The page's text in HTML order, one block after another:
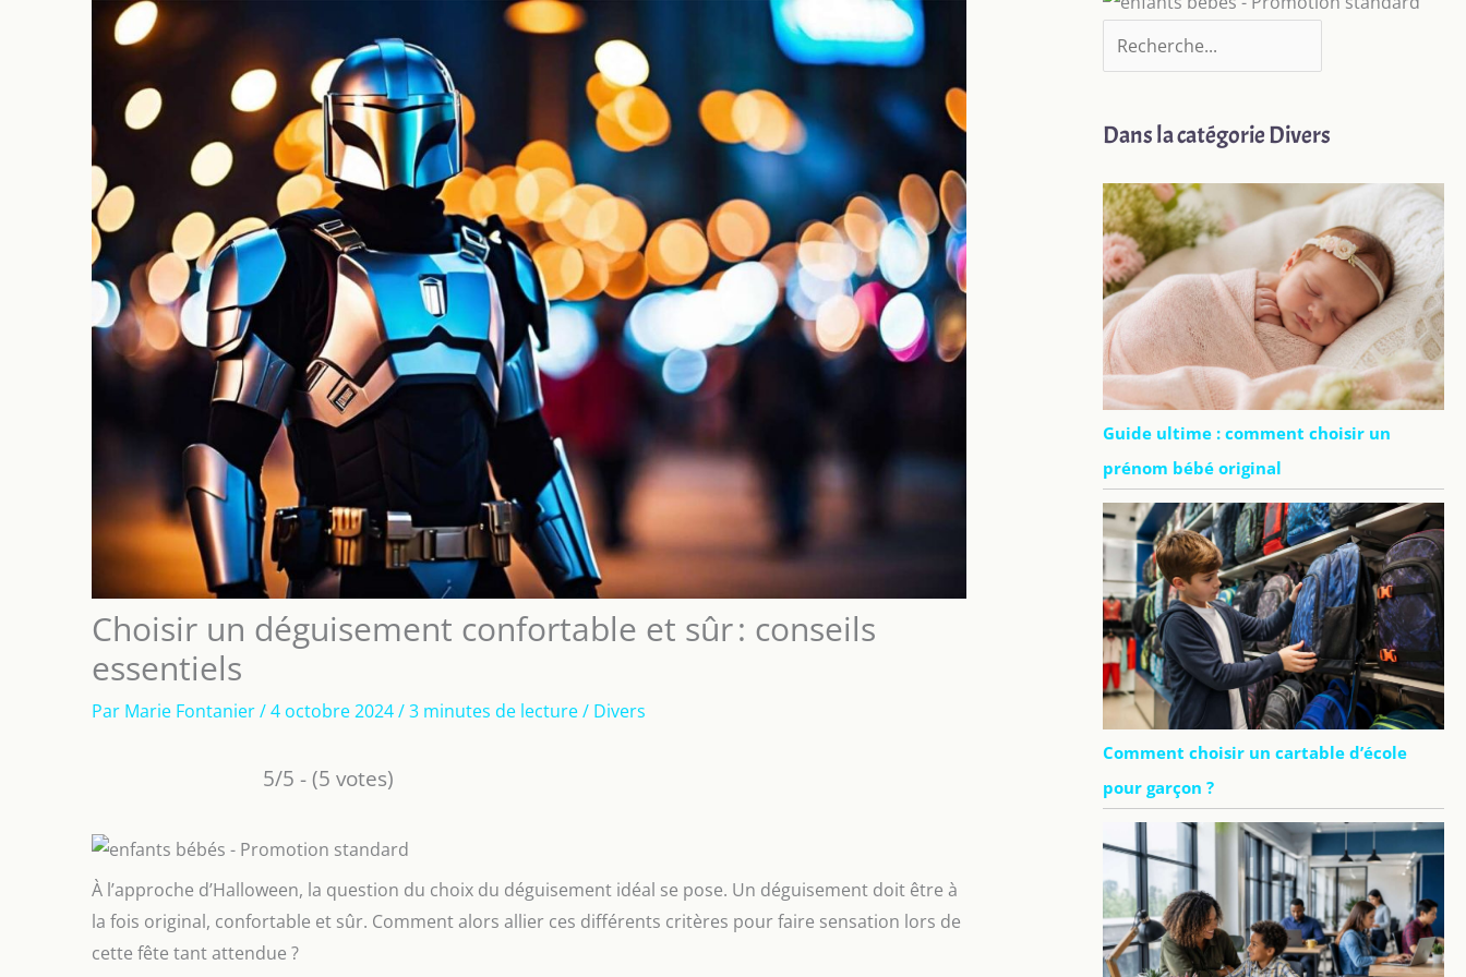
Choisir un déguisement confortable et sûr : conseils
essentiels
Par Marie Fontanier/4 octobre 2024/3 minutes de lecture/ Divers
5/5 - (5 votes)
À l’approche d’Halloween, la question du choix du déguisement idéal se pose. Un déguisement doit être à
la fois original, confortable et sûr. Comment alors allier ces différents critères pour faire sensation lors de
cette fête tant attendue ?
Dans la catégorie Divers
Guide ultime : comment choisir un
prénom bébé original
Comment choisir un cartable d’école
pour garçon ?